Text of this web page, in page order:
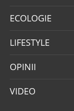
ECOLOGIE
LIFESTYLE
OPINII
VIDEO